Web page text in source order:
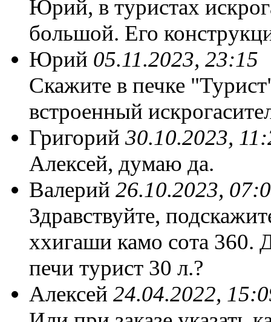
Юрий, в туристах
большой. Его
Юрий 05.11.2023, 23:15
Скажите в печке
встроенный
Григорий 30.10.2023,
Алексей, думаю да.
Валерий 26.10.2023,
Здравствуйте,
ххигаши камо сота 360.
печи турист 30 л.?
Алексей 24.04.2022,